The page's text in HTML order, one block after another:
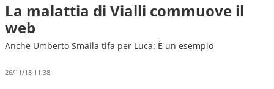
La malattia di Vialli commuove il
web
Anche Umberto Smaila tifa per Luca: È un esempio
26/11/18 11:38